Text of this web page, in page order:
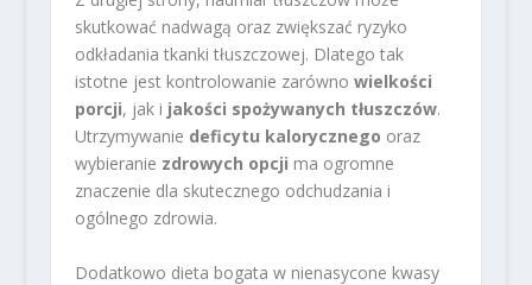
skutkować nadwagą oraz zwiększać ryzyko
odkładania tkanki tłuszczowej. Dlatego tak
istotne jest kontrolowanie zarówno wielkości
porcji, jak i jakości spożywanych tłuszczów.
Utrzymywanie deficytu kalorycznego oraz
wybieranie zdrowych opcji ma ogromne
znaczenie dla skutecznego odchudzania i
ogólnego zdrowia.
Dodatkowo dieta bogata w nienasycone kwasy